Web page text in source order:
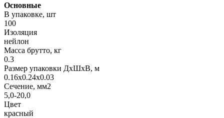
Основные
В упаковке, шт
100
Изоляция
нейлон
Масса брутто, кг
0.3
Размер упаковки ДхШхВ, м
0.16x0.24x0.03
Сечение, мм2
5,0-20,0
Цвет
красный